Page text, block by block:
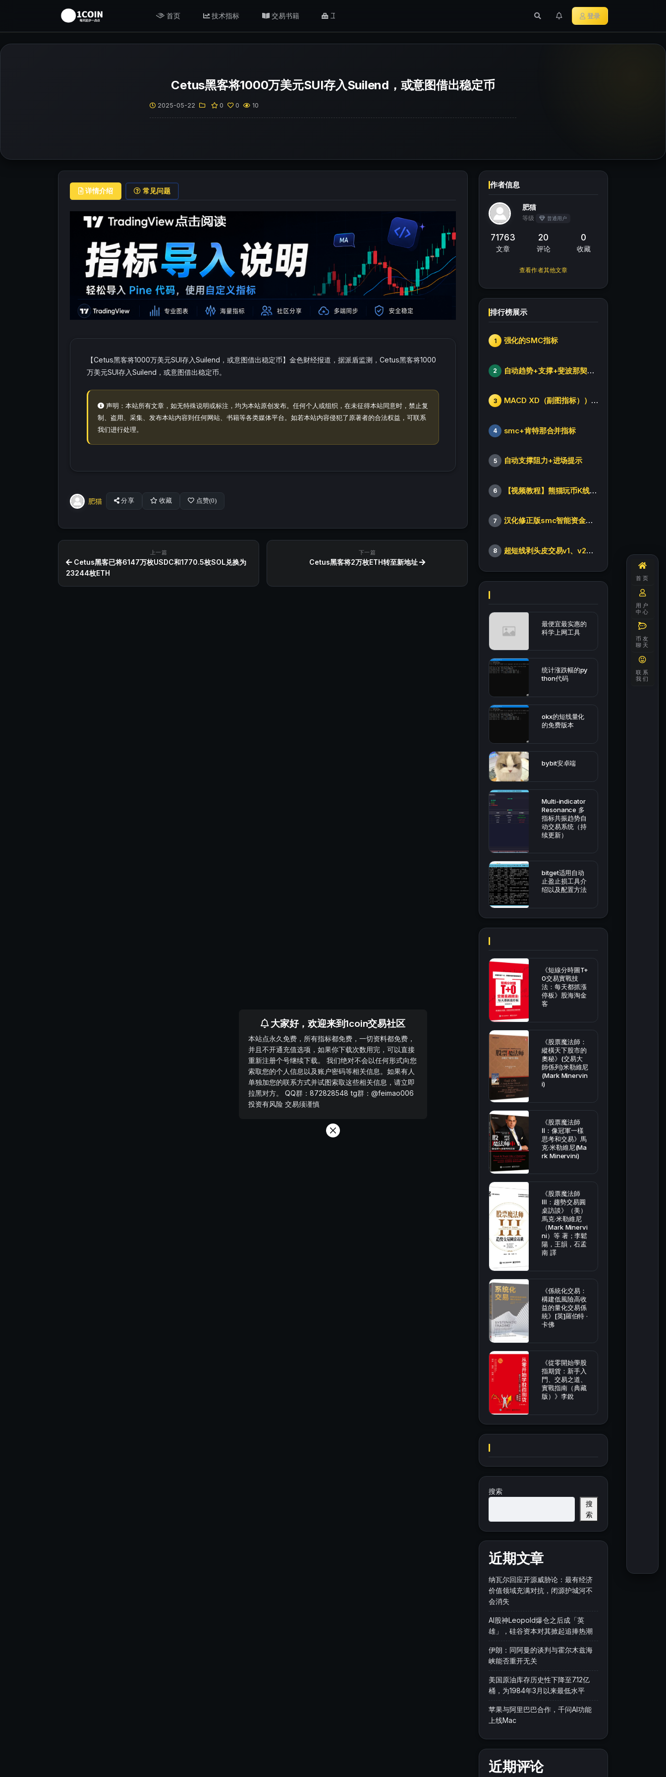
首页 技术指标 交易书籍 工具/返佣 登录
Cetus黑客将1000万美元SUI存入Suilend，或意图借出稳定币
2025-05-22 0 0 10
详情介绍 常见问题
【Cetus黑客将1000万美元SUI存入Suilend，或意图借出稳定币】金色财经报道，据派盾监测，Cetus黑客将1000
万美元SUI存入Suilend，或意图借出稳定币。
声明：本站所有文章，如无特殊说明或标注，均为本站原创发布。任何个人或组织，在未征得本站同意时，禁止复
制、盗用、采集、发布本站内容到任何网站、书籍等各类媒体平台。如若本站内容侵犯了原著者的合法权益，可联系
我们进行处理。
肥猫 分享 收藏 点赞(0)
上一篇
Cetus黑客已将6147万枚USDC和1770.5枚SOL兑换为
23244枚ETH
下一篇
Cetus黑客将2万枚ETH转至新地址
作者信息
肥猫
等级 普通用户
71763
文章
20
评论
0
收藏
查看作者其他文章
排行榜展示
1 强化的SMC指标
2 自动趋势+支撑+斐波那契+箱体
3 MACD XD（副图指标））修改版
4 smc+肯特那合并指标
5 自动支撑阻力+进场提示
6 【视频教程】熊猫玩币K线后的秘密（全集）
7 汉化修正版smc智能资金订单指标
8 超短线剥头皮交易v1、v2版本
最便宜最实惠的
科学上网工具
统计涨跌幅的py
thon代码
okx的短线量化
的免费版本
bybit安卓端
Multi-indicator
Resonance 多
指标共振趋势自
动交易系统（持
续更新）
bitget适用自动
止盈止损工具介
绍以及配置方法
《短線分時圖T+
0交易實戰技
法：每天都抓漲
停板》股海淘金
客
《股票魔法師：
縱橫天下股市的
奧秘》(交易大
師係列)米勒維尼
(Mark Minervin
i)
《股票魔法師
Ⅱ：像冠軍一樣
思考和交易》馬
克·米勒維尼(Ma
rk Minervini)
《股票魔法師
Ⅲ：趨勢交易圓
桌訪談》（美）
馬克·米勒維尼
（Mark Minervi
ni）等 著；李鬆
陽，王韻，石孟
南 譯
《係統化交易：
構建低風險高收
益的量化交易係
統》[英]羅伯特 ·
卡佛
《從零開始學股
指期貨：新手入
門、交易之道、
實戰指南（典藏
版）》李銳
搜索
搜
索
近期文章
纳瓦尔回应开源威胁论：最有经济
价值领域充满对抗，闭源护城河不
会消失
AI股神Leopold爆仓之后成「英
雄」，硅谷资本对其掀起追捧热潮
伊朗：同阿曼的谈判与霍尔木兹海
峡能否重开无关
美国原油库存历史性下降至7.12亿
桶，为1984年3月以来最低水平
苹果与阿里巴巴合作，千问AI功能
上线Mac
近期评论
首页
用户
中心
币友
聊天
联系
我们
大家好，欢迎来到1coin交易社区
本站点永久免费，所有指标都免费，一切资料都免费，
并且不开通充值选项，如果你下载次数用完，可以直接
重新注册个号继续下载。 我们绝对不会以任何形式向您
索取您的个人信息以及账户密码等相关信息。如果有人
单独加您的联系方式并试图索取这些相关信息，请立即
拉黑对方。 QQ群：872828548 tg群：@feimao006
投资有风险 交易须谨慎